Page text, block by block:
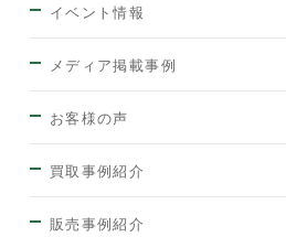
イベント情報
メディア掲載事例
お客様の声
買取事例紹介
販売事例紹介